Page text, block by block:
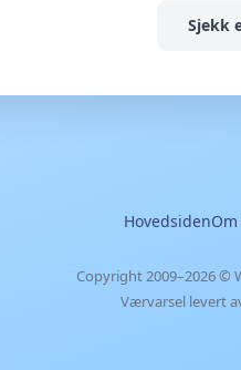
Sjekk
Hovedsiden
Copyright 2009–2026 ©
Værvarsel levert